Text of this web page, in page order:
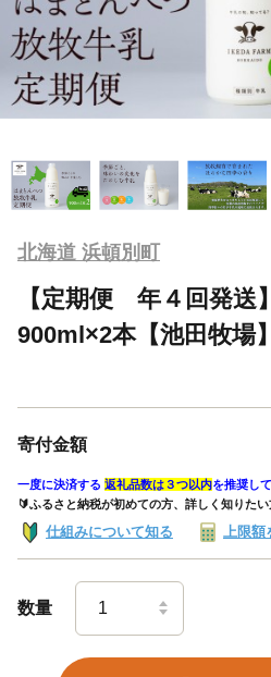
北海道 浜頓別町
【定期便 年４回発
900ml×2本【池田牧場】
寄付金額
一度に決済する 返礼品数は３つ以内を推奨し
🔰ふるさと納税が初めての方、詳しく知りた
仕組みについて知る 上限
数量